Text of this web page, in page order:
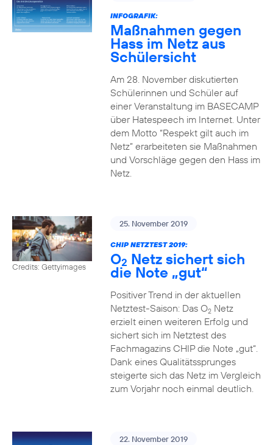
INFOGRAFIK:
Maßnahmen gegen
Hass im Netz aus
Schülersicht
Am 28. November diskutierten
Schülerinnen und Schüler auf
einer Veranstaltung im BASECAMP
über Hatespeech im Internet. Unter
dem Motto “Respekt gilt auch im
Netz” erarbeiteten sie Maßnahmen
und Vorschläge gegen den Hass im
Netz.
Credits: Gettyimages
25. November 2019
CHIP NETZTEST 2019:
O2 Netz sichert sich
die Note „gut“
Positiver Trend in der aktuellen
Netztest-Saison: Das O2Netz
erzielt einen weiteren Erfolg und
sichert sich im Netztest des
Fachmagazins CHIP die Note „gut“.
Dank eines Qualitätssprunges
steigerte sich das Netz im Vergleich
zum Vorjahr noch einmal deutlich.
22. November 2019